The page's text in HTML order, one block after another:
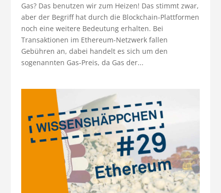
Gas? Das benutzen wir zum Heizen! Das stimmt zwar,
aber der Begriff hat durch die Blockchain-Plattformen
noch eine weitere Bedeutung erhalten. Bei
Transaktionen im Ethereum-Netzwerk fallen
Gebühren an, dabei handelt es sich um den
sogenannten Gas-Preis, da Gas der...